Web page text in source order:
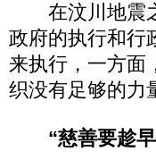
在汶川地震之
政府的执行和行
来执行，一方面
织没有足够的力
“慈善要趁